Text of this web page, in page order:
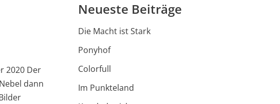
2020 Der
dann
Neueste Beiträge
Die Macht ist Stark
Ponyhof
Colorfull
Im Punkteland